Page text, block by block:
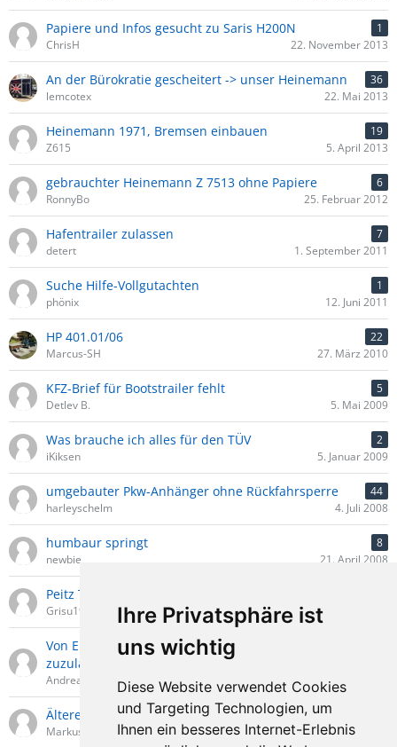
Ihre Privatsphäre ist
uns wichtig
Diese Website verwendet Cookies
und Targeting Technologien, um
Ihnen ein besseres Internet-Erlebnis
Papiere und Infos gesucht zu Saris H200N
1
ChrisH
22. November 2013
An der Bürokratie gescheitert -> unser Heinemann
36
lemcotex
22. Mai 2013
Heinemann 1971, Bremsen einbauen
19
Z615
5. April 2013
gebrauchter Heinemann Z 7513 ohne Papiere
6
RonnyBo
25. Februar 2012
Hafentrailer zulassen
7
detert
1. September 2011
Suche Hilfe-Vollgutachten
1
phönix
12. Juni 2011
HP 401.01/06
22
Marcus-SH
27. März 2010
KFZ-Brief für Bootstrailer fehlt
5
Detlev B.
5. Mai 2009
Was brauche ich alles für den TÜV
2
iKiksen
5. Januar 2009
umgebauter Pkw-Anhänger ohne Rückfahrsperre
44
harleyschelm
4. Juli 2008
humbaur springt
8
newbie
21. April 2008
Peitz Trommelbremse
Grisu1965
Von Einem der Auszog einen alten Anhänger
zuzulassen
AndreasW 31. März 2007
Älteres AlKo-Fahrgestell weiterverwenden?
Markus
1. November 2005